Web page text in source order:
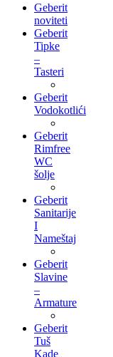
Geberit
noviteti
Geberit
Tipke
–
Tasteri
Geberit
Vodokotlići
Geberit
Rimfree
WC
šolje
Geberit
Sanitarije
I
Nameštaj
Geberit
Slavine
–
Armature
Geberit
Tuš
Kade